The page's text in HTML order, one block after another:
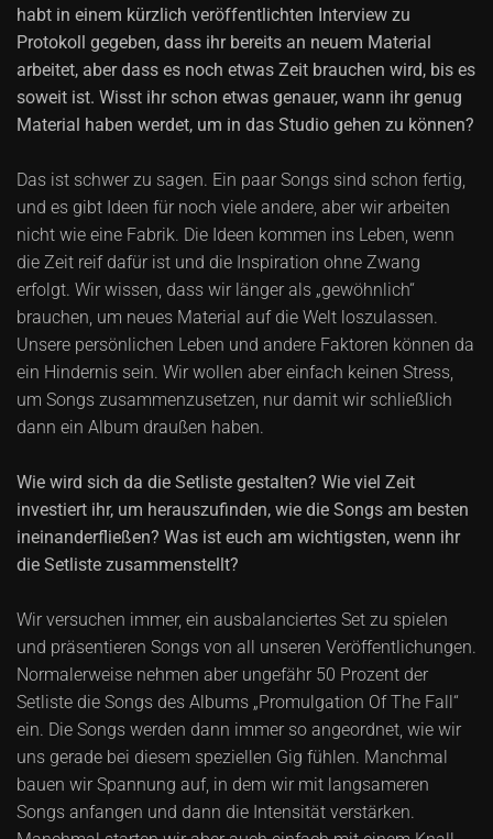
habt in einem kürzlich veröffentlichten Interview zu
Protokoll gegeben, dass ihr bereits an neuem Material
arbeitet, aber dass es noch etwas Zeit brauchen wird, bis es
soweit ist. Wisst ihr schon etwas genauer, wann ihr genug
Material haben werdet, um in das Studio gehen zu können?
Das ist schwer zu sagen. Ein paar Songs sind schon fertig,
und es gibt Ideen für noch viele andere, aber wir arbeiten
nicht wie eine Fabrik. Die Ideen kommen ins Leben, wenn
die Zeit reif dafür ist und die Inspiration ohne Zwang
erfolgt. Wir wissen, dass wir länger als „gewöhnlich“
brauchen, um neues Material auf die Welt loszulassen.
Unsere persönlichen Leben und andere Faktoren können da
ein Hindernis sein. Wir wollen aber einfach keinen Stress,
um Songs zusammenzusetzen, nur damit wir schließlich
dann ein Album draußen haben.
Wie wird sich da die Setliste gestalten? Wie viel Zeit
investiert ihr, um herauszufinden, wie die Songs am besten
ineinanderfließen? Was ist euch am wichtigsten, wenn ihr
die Setliste zusammenstellt?
Wir versuchen immer, ein ausbalanciertes Set zu spielen
und präsentieren Songs von all unseren Veröffentlichungen.
Normalerweise nehmen aber ungefähr 50 Prozent der
Setliste die Songs des Albums „Promulgation Of The Fall“
ein. Die Songs werden dann immer so angeordnet, wie wir
uns gerade bei diesem speziellen Gig fühlen. Manchmal
bauen wir Spannung auf, in dem wir mit langsameren
Songs anfangen und dann die Intensität verstärken.